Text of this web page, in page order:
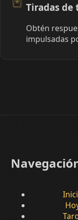
Tiradas de
Obtén
impulsadas